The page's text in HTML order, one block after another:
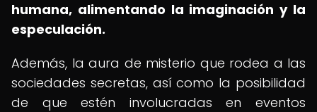
humana, alimentando la imaginación y la
especulación.
Además, la aura de misterio que rodea a las
sociedades secretas, así como la posibilidad
de que estén involucradas en eventos